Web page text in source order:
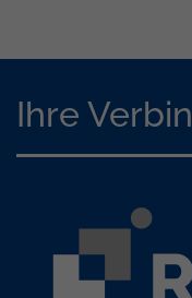
Ihre